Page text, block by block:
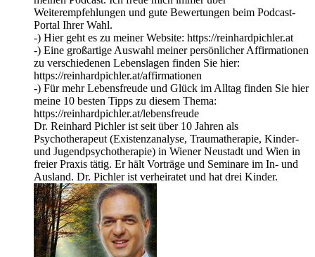
Weiterempfehlungen und gute Bewertungen beim Podcast-
Portal Ihrer Wahl.
-) Hier geht es zu meiner Website: https://reinhardpichler.at
-) Eine großartige Auswahl meiner persönlicher Affirmationen
zu verschiedenen Lebenslagen finden Sie hier:
https://reinhardpichler.at/affirmationen
-) Für mehr Lebensfreude und Glück im Alltag finden Sie hier
meine 10 besten Tipps zu diesem Thema:
https://reinhardpichler.at/lebensfreude
Dr. Reinhard Pichler ist seit über 10 Jahren als
Psychotherapeut (Existenzanalyse, Traumatherapie, Kinder-
und Jugendpsychotherapie) in Wiener Neustadt und Wien in
freier Praxis tätig. Er hält Vorträge und Seminare im In- und
Ausland. Dr. Pichler ist verheiratet und hat drei Kinder.